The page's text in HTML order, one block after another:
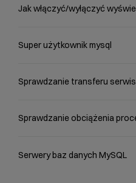
Jak włączyć/wyłączyć
Super użytkownik mysql
Sprawdzanie transferu
Sprawdzanie obciążenia
Serwery baz danych MySQL